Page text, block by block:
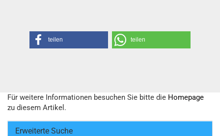
teilen teilen
Für weitere Informationen besuchen Sie bitte die Homepage
zu diesem Artikel.
Erweiterte Suche